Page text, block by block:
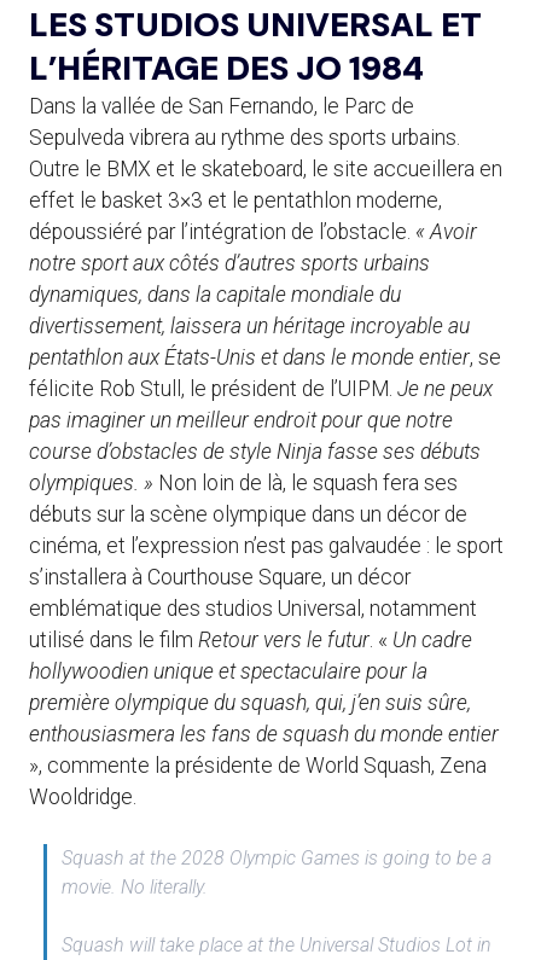
LES STUDIOS UNIVERSAL ET
L’HÉRITAGE DES JO 1984
Dans la vallée de San Fernando, le Parc de
Sepulveda vibrera au rythme des sports urbains.
Outre le BMX et le skateboard, le site accueillera en
effet le basket 3×3 et le pentathlon moderne,
dépoussiéré par l’intégration de l’obstacle. « Avoir
notre sport aux côtés d’autres sports urbains
dynamiques, dans la capitale mondiale du
divertissement, laissera un héritage incroyable au
pentathlon aux États-Unis et dans le monde entier, se
félicite Rob Stull, le président de l’UIPM. Je ne peux
pas imaginer un meilleur endroit pour que notre
course d’obstacles de style Ninja fasse ses débuts
olympiques. » Non loin de là, le squash fera ses
débuts sur la scène olympique dans un décor de
cinéma, et l’expression n’est pas galvaudée : le sport
s’installera à Courthouse Square, un décor
emblématique des studios Universal, notamment
utilisé dans le film Retour vers le futur. « Un cadre
hollywoodien unique et spectaculaire pour la
première olympique du squash, qui, j’en suis sûre,
enthousiasmera les fans de squash du monde entier
», commente la présidente de World Squash, Zena
Wooldridge.
Squash at the 2028 Olympic Games is going to be a
movie. No literally. ​
Squash will take place at the Universal Studios Lot in